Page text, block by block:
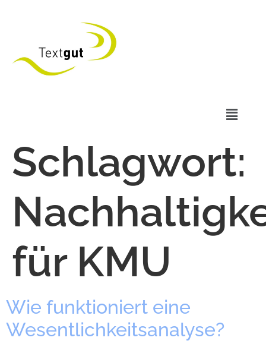
Schlagwort:
für KMU
Wie funk­tio­niert eine
Wesent­lich­keits­ana­lyse?